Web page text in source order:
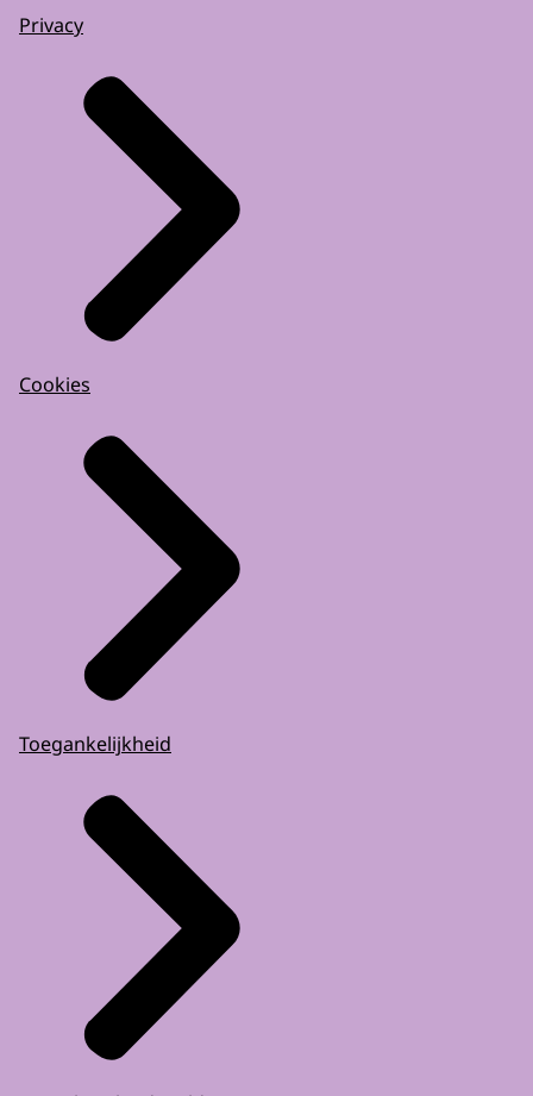
Privacy
Cookies
Toegankelijkheid